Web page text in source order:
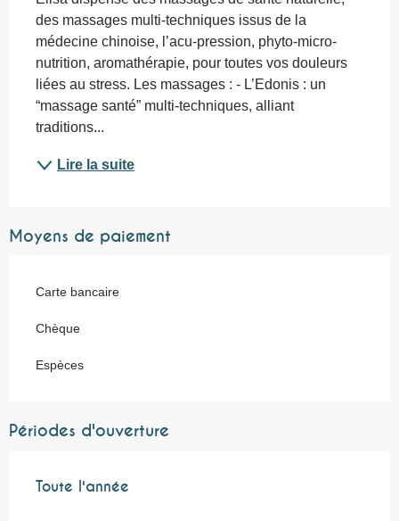
des massages multi-techniques issus de la
médecine chinoise, l’acu-pression, phyto-micro-
nutrition, aromathérapie, pour toutes vos douleurs
liées au stress. Les massages : - L’Edonis : un
“massage santé” multi-techniques, alliant
traditions...
Lire la suite
Moyens de paiement
Carte bancaire
Chèque
Espèces
Périodes d'ouverture
Toute l'année
Toute l'année